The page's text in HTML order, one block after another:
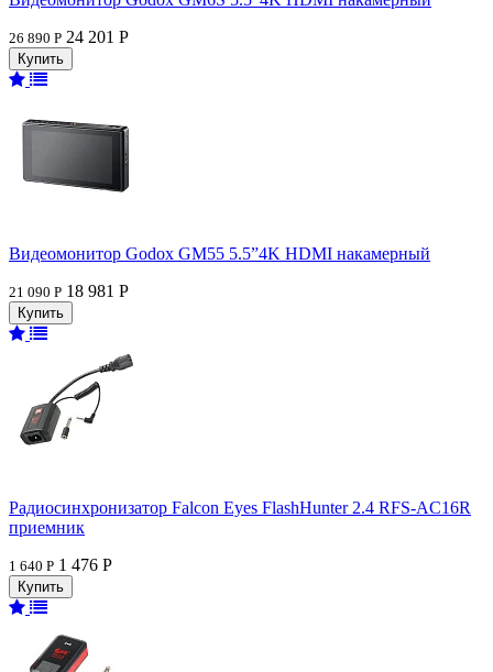
26 890 Р 24 201 Р
Видеомонитор Godox GM55 5.5”4K HDMI накамерный
21 090 Р 18 981 Р
Радиосинхронизатор Falcon Eyes FlashHunter 2.4 RFS-AC16R
приемник
1 640 Р 1 476 Р